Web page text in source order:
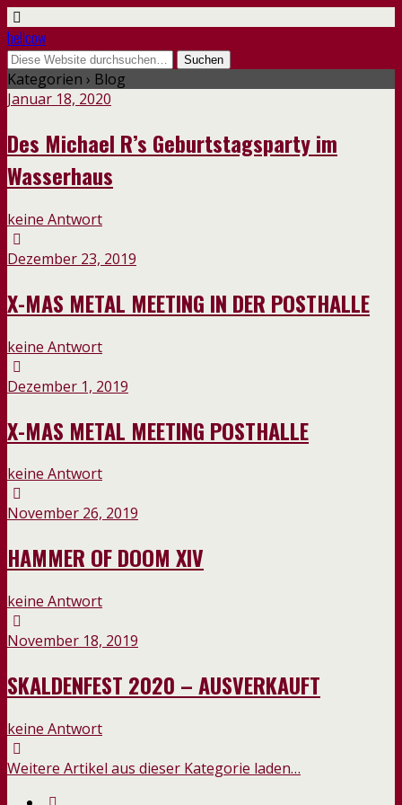
hellcow
Kategorien › Blog
Januar 18, 2020
Des Michael R’s Geburtstagsparty im
Wasserhaus
keine Antwort
Dezember 23, 2019
X-MAS METAL MEETING IN DER POSTHALLE
keine Antwort
Dezember 1, 2019
X-MAS METAL MEETING POSTHALLE
keine Antwort
November 26, 2019
HAMMER OF DOOM XIV
keine Antwort
November 18, 2019
SKALDENFEST 2020 – AUSVERKAUFT
keine Antwort
Weitere Artikel aus dieser Kategorie laden…